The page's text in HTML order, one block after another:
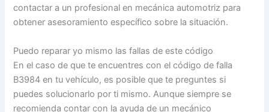
contactar a un profesional en mecánica automotriz para
obtener asesoramiento específico sobre la situación.
Puedo reparar yo mismo las fallas de este código
En el caso de que te encuentres con el código de falla
B3984 en tu vehículo, es posible que te preguntes si
puedes solucionarlo por ti mismo. Aunque siempre se
recomienda contar con la ayuda de un mecánico